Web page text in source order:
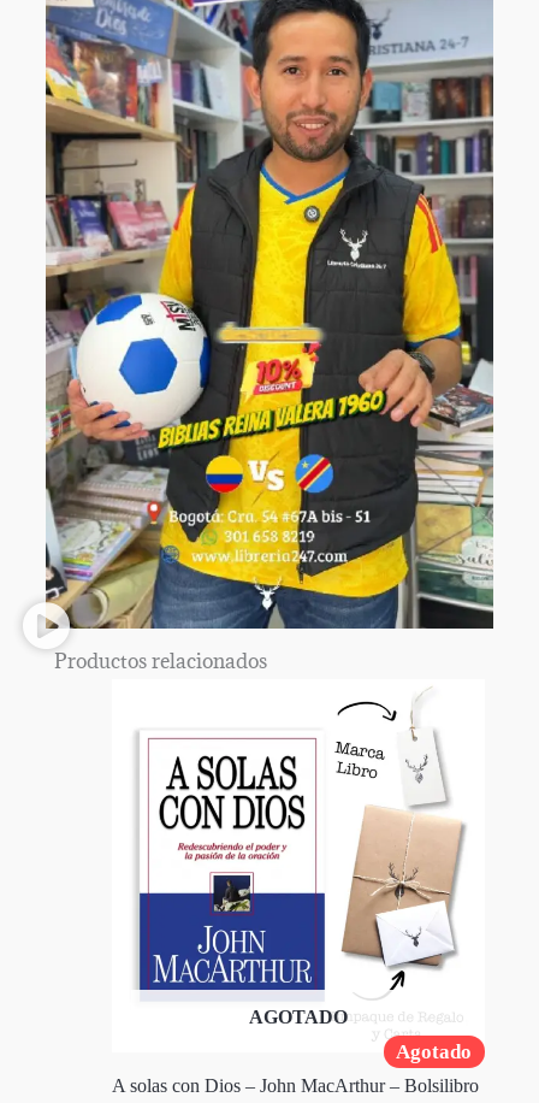
Productos relacionados
Agotado
AGOTADO
A solas con Dios – John MacArthur – Bolsilibro